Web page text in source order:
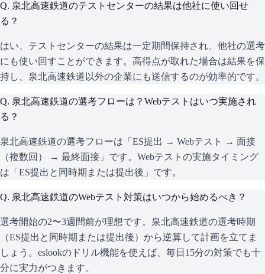
Q. 泉北高速鉄道のテストセンターの結果は他社に使い回せ
る？
はい、テストセンターの結果は一定期間保持され、他社の選考
にも使い回すことができます。高得点が取れた場合は結果を保
持し、泉北高速鉄道以外の企業にも送信するのが効率的です。
Q. 泉北高速鉄道の選考フローは？Webテストはいつ実施され
る？
泉北高速鉄道の選考フローは「ES提出 → Webテスト → 面接
（複数回） → 最終面接」です。Webテストの実施タイミング
は「ES提出と同時期または提出後」です。
Q. 泉北高速鉄道のWebテスト対策はいつから始めるべき？
選考開始の2〜3週間前が理想です。泉北高速鉄道の選考時期
（ES提出と同時期または提出後）から逆算して計画を立てま
しょう。eslookのドリル機能を使えば、毎日15分の対策でも十
分に実力がつきます。